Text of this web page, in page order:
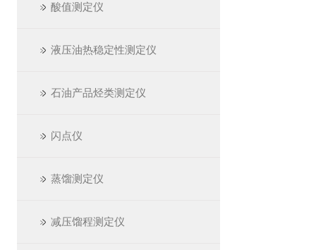
酸值测定仪
液压油热稳定性测定仪
石油产品烃类测定仪
闪点仪
蒸馏测定仪
减压馏程测定仪